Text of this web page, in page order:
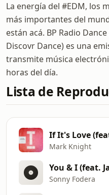
La energía del #EDM, los
más importantes del
están acá. BP Radio
Discovr Dance) es una
transmite música
horas del día.
Lista de
Mark Knight
Sonny Fodera